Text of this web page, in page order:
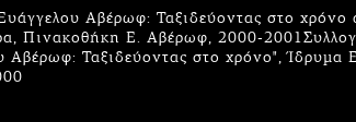
Αβέρωφ: Ταξιδεύοντας στο χρόνο
Πινακοθήκη Ε. Αβέρωφ, 2000-
Αβέρωφ: Ταξιδεύοντας στο χρόνο", Ίδρυμα